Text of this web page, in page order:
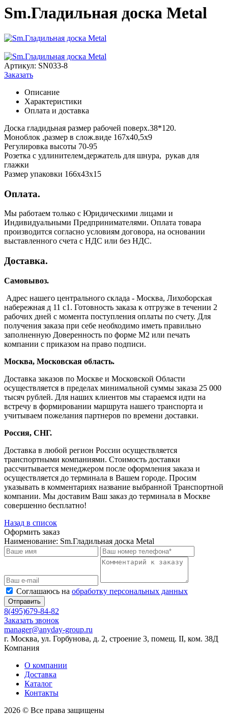
Sm.Гладильная доска Metal
Артикул: SN033-8
Заказать
Описание
Характеристики
Оплата и доставка
Доска гладидьная размер рабочей поверх.38*120.
Моноблок ,размер в слож.виде 167х40,5х9
Регулировка высоты 70-95
Розетка с удлинителем,держатель для шнура, рукав для
глажки
Размер упаковки 166х43х15
Оплата.
Мы работаем только с Юридическими лицами и
Индивидуальными Предпринимателями. Оплата товара
производится согласно условиям договора, на основании
выставленного счета с НДС или без НДС.
Доставка.
Самовывоз.
Адрес нашего центрального склада - Москва, Лихоборская
набережная д 11 с1. Готовность заказа к отгрузке в течении 2
рабочих дней с момента поступления оплаты по счету. Для
получения заказа при себе необходимо иметь правильно
заполненную Доверенность по форме М2 или печать
компании с приказом на право подписи.
Москва, Московская область.
Доставка заказов по Москве и Московской Области
осуществляется в пределах минимальной суммы заказа 25 000
тысяч рублей. Для наших клиентов мы стараемся идти на
встречу в формировании маршрута нашего транспорта и
учитываем пожелания партнеров по времени доставки.
Россия, СНГ.
Доставка в любой регион России осуществляется
транспортными компаниями. Стоимость доставки
рассчитывается менеджером после оформления заказа и
осуществляется до терминала в Вашем городе. Просим
указывать в комментариях название выбранной Транспортной
компании. Мы доставим Ваш заказ до терминала в Москве
совершенно бесплатно!
Назад в список
Оформить заказ
Наименование: Sm.Гладильная доска Metal
Соглашаюсь на обработку персональных данных
Отправить
8(495)679-84-82
Заказать звонок
manager@anyday-group.ru
г. Москва, ул. Горбунова, д. 2, строение 3, помещ. II, ком. 38Д
Компания
О компании
Доставка
Каталог
Контакты
2026 © Все права защищены